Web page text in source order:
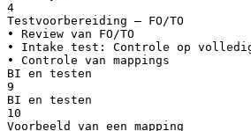
4
Testvoorbereiding – FO/TO
• Review van FO/TO
• Intake test: Controle op
• Controle van mappings
BI en testen
9
BI en testen
10
Voorbeeld van een mapping